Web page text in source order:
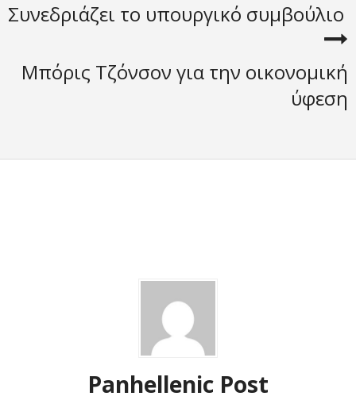
Συνεδριάζει το υπουργικό συμβούλιο
Μπόρις Τζόνσον για την οικονομική
ύφεση
Panhellenic Post